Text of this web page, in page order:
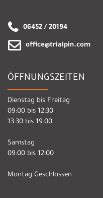
06452 / 20194
office@trialpin.com
ÖFFNUNGSZEITEN
Dienstag bis Freitag
09:00 bis 12:30
13:30 bis 19:00
Samstag
09:00 bis 12:00
Montag Geschlossen